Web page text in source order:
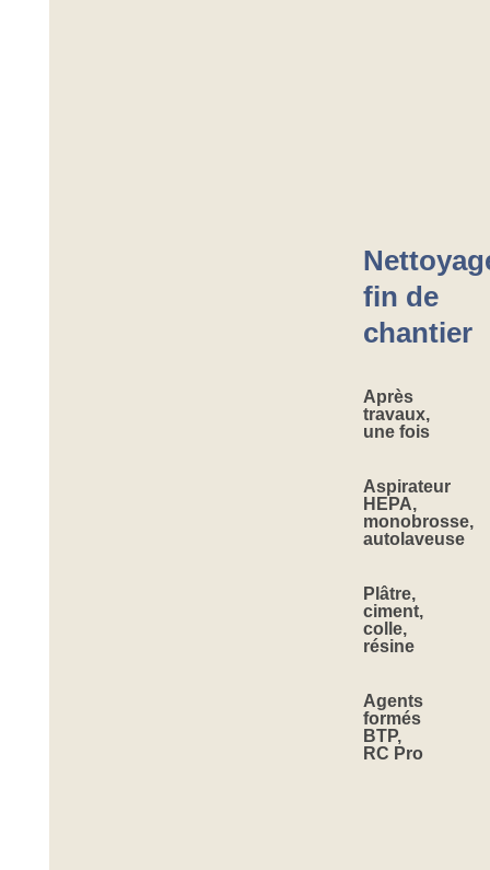
fin de
chantier
Après
travaux,
une fois
Aspirateur
HEPA,
monobrosse,
autolaveuse
Plâtre,
ciment,
colle,
résine
Agents
formés
BTP,
RC Pro